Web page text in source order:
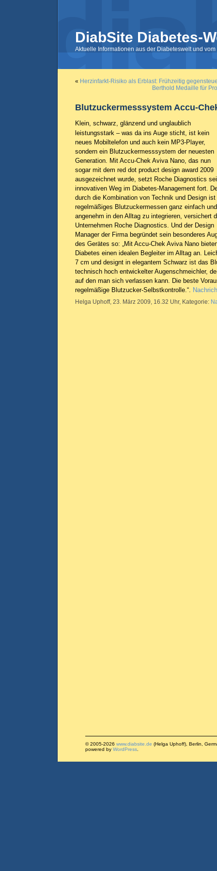
DiabSite Diabetes-
Aktuelle Informationen aus der Diabeteswelt und
« Herzinfarkt-Risiko als Erblast: Frühzeitig
Berthold Medaille für
Blutzuckermesssystem Accu-
Klein, schwarz, glänzend und unglaublich
leistungsstark – was da ins Auge sticht, ist kein
neues Mobiltelefon und auch kein MP3-Player,
sondern ein Blutzuckermesssystem der neuesten
Generation. Mit Accu-Chek Aviva Nano, das nun
sogar mit dem red dot product design award 2009
ausgezeichnet wurde, setzt Roche Diagnostics
innovativen Weg im Diabetes-Management fort.
durch die Kombination von Technik und Design ist
regelmäßiges Blutzuckermessen ganz einfach und
angenehm in den Alltag zu integrieren, versichert
Unternehmen Roche Diagnostics. Und der Design
Manager der Firma begründet sein besonderes
des Gerätes so: „Mit Accu-Chek Aviva Nano
Diabetes einen idealen Begleiter im Alltag an.
7 cm und designt in elegantem Schwarz ist das
technisch hoch entwickelter Augenschmeichler,
auf den man sich verlassen kann. Die beste
regelmäßige Blutzucker-Selbstkontrolle.“.
Helga Uphoff, 23. März 2009, 16.32 Uhr, Kategorie:
© 2005-2026 www.diabsite.de (Helga Uphoff), Berlin,
powered by WordPress.